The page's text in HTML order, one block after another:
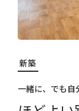
新築
一緒に、でも自